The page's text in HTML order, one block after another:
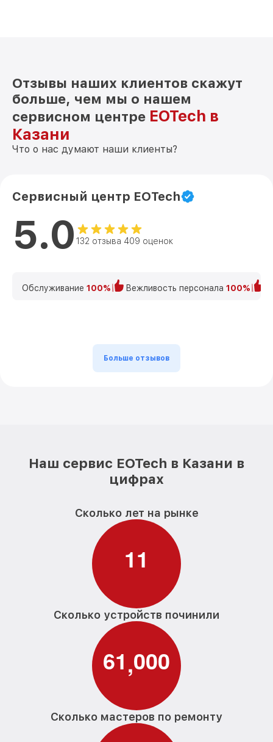
Отзывы наших клиентов скажут
больше, чем мы о нашем
сервисном центре EOTech в
Казани
Что о нас думают наши клиенты?
Сервисный центр EOTech
5.0 132 отзыва 409 оценок
Обслуживание 100% Вежливость персонала 100%
Больше отзывов
Наш сервис EOTech в Казани в
цифрах
Сколько лет на рынке
11
Сколько устройств починили
61,000
Сколько мастеров по ремонту